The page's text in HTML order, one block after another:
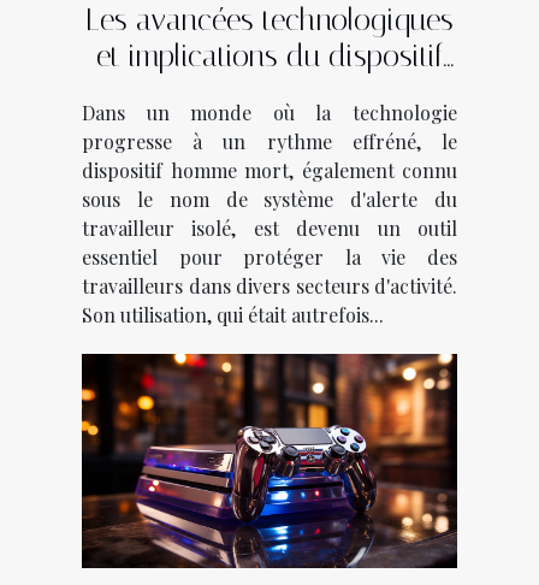
Les avancées technologiques
et implications du dispositif
Dans un monde où la technologie
progresse à un rythme effréné, le
dispositif homme mort, également connu
sous le nom de système d'alerte du
travailleur isolé, est devenu un outil
essentiel pour protéger la vie des
travailleurs dans divers secteurs d'activité.
Son utilisation, qui était autrefois...